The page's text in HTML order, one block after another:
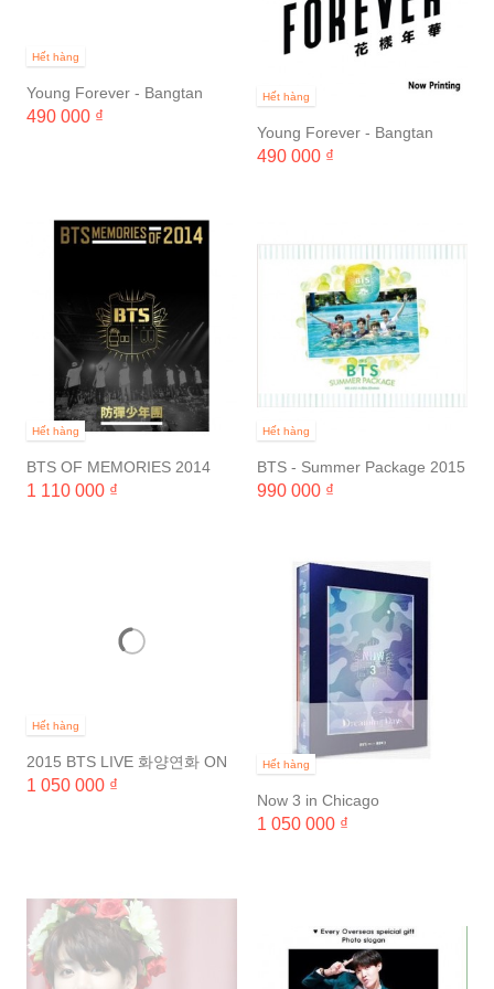
Hết hàng
Young Forever - Bangtan
Boys (Night ver)
490 000 ₫
Hết hàng
Young Forever - Bangtan
Boys (Day ver)
490 000 ₫
Hết hàng
BTS OF MEMORIES 2014
1 110 000 ₫
Hết hàng
BTS - Summer Package 2015
990 000 ₫
Hết hàng
2015 BTS LIVE 화양연화 ON
STAGE (3 DISC)
1 050 000 ₫
Hết hàng
Now 3 in Chicago
1 050 000 ₫